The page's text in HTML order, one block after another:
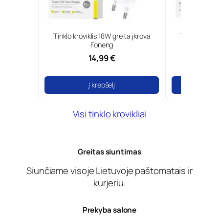
Tinklo kroviklis 18W greita įkrova
Foneng
14,99 €
Į krepšelį
Type-C
Visi tinklo krovikliai
Greitas siuntimas
Siunčiame visoje Lietuvoje paštomatais ir
kurjeriu.
Prekyba salone